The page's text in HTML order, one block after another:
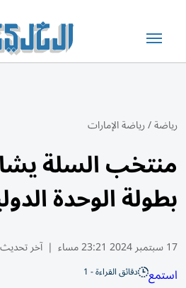
رياضة/رياضة الإمارات
منتخب السلة
بطولة الوحدة
17 سبتمبر 2024 23:21 مساء | آخر
استمع دقائق القراءة - 1